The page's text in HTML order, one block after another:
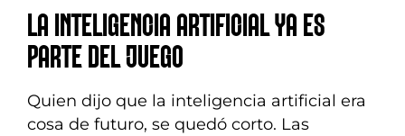
LA INTELIGENCIA ARTIFICIAL YA ES
PARTE DEL JUEGO
Quien dijo que la inteligencia artificial era
cosa de futuro, se quedó corto. Las